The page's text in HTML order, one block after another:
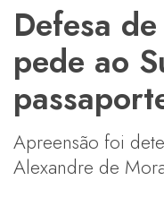
Defesa
pede ao
Apreensão foi
Alexandre de